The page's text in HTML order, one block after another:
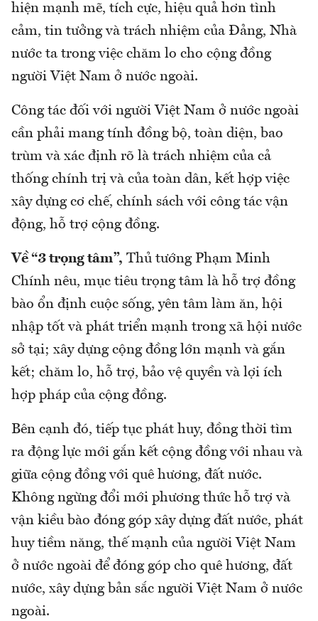
hiện mạnh mẽ, tích cực, hiệu quả hơn tình
cảm, tin tưởng và trách nhiệm của Đảng, Nhà
nước ta trong việc chăm lo cho cộng đồng
người Việt Nam ở nước ngoài.
Công tác đối với người Việt Nam ở nước ngoài
cần phải mang tính đồng bộ, toàn diện, bao
trùm và xác định rõ là trách nhiệm của cả
thống chính trị và của toàn dân, kết hợp việc
xây dựng cơ chế, chính sách với công tác vận
động, hỗ trợ cộng đồng.
Về “3 trọng tâm”, Thủ tướng Phạm Minh
Chính nêu, mục tiêu trọng tâm là hỗ trợ đồng
bào ổn định cuộc sống, yên tâm làm ăn, hội
nhập tốt và phát triển mạnh trong xã hội nước
sở tại; xây dựng cộng đồng lớn mạnh và gắn
kết; chăm lo, hỗ trợ, bảo vệ quyền và lợi ích
hợp pháp của cộng đồng.
Bên cạnh đó, tiếp tục phát huy, đồng thời tìm
ra động lực mới gắn kết cộng đồng với nhau và
giữa cộng đồng với quê hương, đất nước.
Không ngừng đổi mới phương thức hỗ trợ và
vận kiều bào đóng góp xây dựng đất nước, phát
huy tiềm năng, thế mạnh của người Việt Nam
ở nước ngoài để đóng góp cho quê hương, đất
nước, xây dựng bản sắc người Việt Nam ở nước
ngoài.